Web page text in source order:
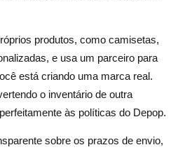
produtos, como camisetas,
e usa um parceiro para
está criando uma marca real.
o inventário de outra
às políticas do Depop.
sobre os prazos de envio,